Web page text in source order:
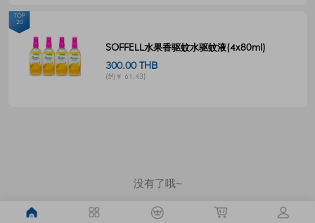
SOFFELL水果香驱蚊水驱蚊液(4x80ml)
300.00 THB
(约￥ 61.43)
TOP
20
没有了哦~